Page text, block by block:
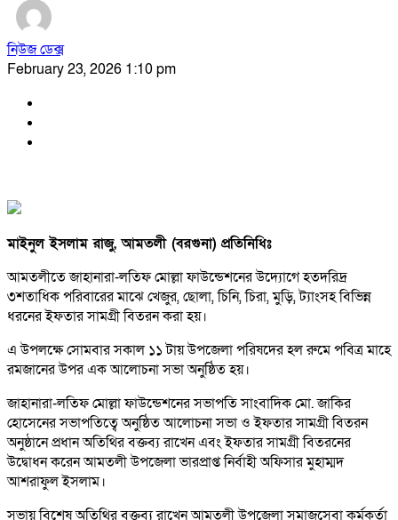
নিউজ ডেক্স
February 23, 2026 1:10 pm
মাইনুল ইসলাম রাজু, আমতলী (বরগুনা) প্রতিনিধিঃ
আমতলীতে জাহানারা-লতিফ মোল্লা ফাউন্ডেশনের উদ্যোগে হতদরিদ্র
৩শতাধিক পরিবারের মাঝে খেজুর, ছোলা, চিনি, চিরা, মুড়ি, ট্যাংসহ বিভিন্ন
ধরনের ইফতার সামগ্রী বিতরন করা হয়।
এ উপলক্ষে সোমবার সকাল ১১ টায় উপজেলা পরিষদের হল রুমে পবিত্র মাহে
রমজানের উপর এক আলোচনা সভা অনুষ্ঠিত হয়।
জাহানারা-লতিফ মোল্লা ফাউন্ডেশনের সভাপতি সাংবাদিক মো. জাকির
হোসেনের সভাপতিত্বে অনুষ্ঠিত আলোচনা সভা ও ইফতার সামগ্রী বিতরন
অনুষ্ঠানে প্রধান অতিথির বক্তব্য রাখেন এবং ইফতার সামগ্রী বিতরনের
উদ্বোধন করেন আমতলী উপজেলা ভারপ্রাপ্ত নির্বাহী অফিসার মুহাম্মদ
আশরাফুল ইসলাম।
সভায় বিশেষ অতিথির বক্তব্য রাখেন আমতলী উপজেলা সমাজসেবা কর্মকর্তা